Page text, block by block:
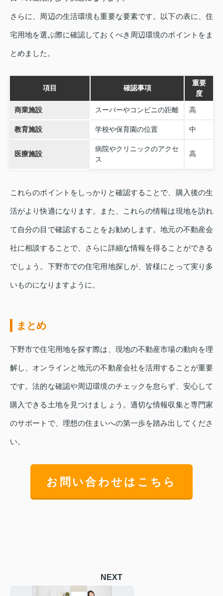
さらに、周辺の生活環境も重要な要素です。以下の表に、住
宅用地を選ぶ際に確認しておくべき周辺環境のポイントをま
とめました。
項目 確認事項
重要
度
商業施設 スーパーやコンビニの距離 高
教育施設 学校や保育園の位置 中
医療施設
病院やクリニックのアクセ
ス
高
これらのポイントをしっかりと確認することで、購入後の生
活がより快適になります。また、これらの情報は現地を訪れ
て自分の目で確認することをお勧めします。地元の不動産会
社に相談することで、さらに詳細な情報を得ることができる
でしょう。下野市での住宅用地探しが、皆様にとって実り多
いものになりますように。
まとめ
下野市で住宅用地を探す際は、現地の不動産市場の動向を理
解し、オンラインと地元の不動産会社を活用することが重要
です。法的な確認や周辺環境のチェックを怠らず、安心して
購入できる土地を見つけましょう。適切な情報収集と専門家
のサポートで、理想の住まいへの第一歩を踏み出してくださ
い。
お問い合わせはこちら
NEXT